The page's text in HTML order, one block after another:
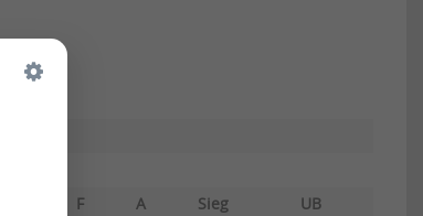
F A Sieg
UB